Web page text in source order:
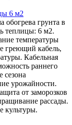
6 м2
грунта в
теплицы: 6 м2.
температуры
греющий кабель,
Кабельная
раннего
сезона
урожайности.
от заморозков
рассады.
культуры.